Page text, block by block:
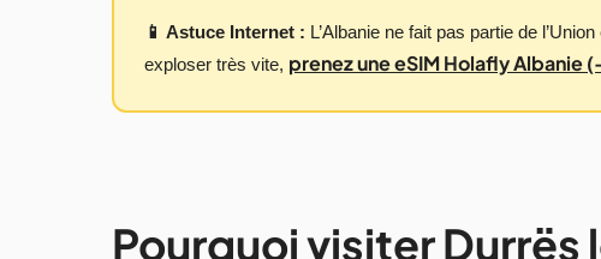
📱 Astuce Internet : L’Albanie ne fait pas partie de
exploser très vite, prenez une eSIM Holafly Albanie
Pourquoi visiter Durrës